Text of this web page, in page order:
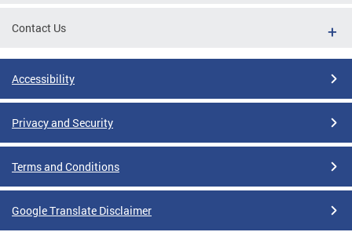
Contact Us
Accessibility
Privacy and Security
Terms and Conditions
Google Translate Disclaimer